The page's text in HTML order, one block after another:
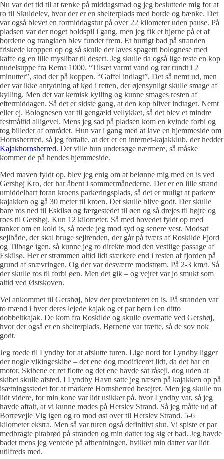
Nu var det tid til at tænke på middagsmad og jeg besluttede mig for at
ro til Skuldelev, hvor der er en shelterplads med borde og bænke. Det
var også blevet en formiddagstur på over 22 kilometer uden pause. På
pladsen var der noget boldspil i gang, men jeg fik et hjørne på et af
bordene og trangiaen blev fundet frem. Et hurtigt bad på stranden
friskede kroppen op og så skulle der laves spagetti bolognese med
kaffe og en lille myslibar til desert. Jeg skulle da også lige teste en kop
nudelsuppe fra Rema 1000. “Tilsæt varmt vand og rør rundt i 2
minutter”, stod der på koppen. “Gaffel indlagt”. Det så nemt ud, men
der var ikke antydning af kød i retten, der øjensynligt skulle smage af
kylling. Men det var kemisk kylling og kunne smages resten af
eftermiddagen. Så det er sidste gang, at den kop bliver indtaget. Nemt
eller ej. Bolognesen var til gengæld vellykket, så det blev et mindre
festmåltid alligevel. Mens jeg sad på pladsen kom en kvinde forbi og
tog billeder af området. Hun var i gang med at lave en hjemmeside om
Hornsherrred, så jeg fortalte, at der er en internet-kajakklub, der hedder
Kajakhornsherred. Det ville hun undersøge nærmere, så måske
kommer de på hendes hjemmeside.
Med maven fyldt op, blev jeg enig om at belønne mig med en is ved
Gershøj Kro, der har åbent i sommermånederne. Der er en lille strand
umiddelbart foran kroens parkeringsplads, så det er muligt at parkere
kajakken og gå 30 meter til kroen. Det skulle blive godt. Der skulle
bare ros ned til Eskilsø og færgestedet til øen og så drejes til højre og
roes til Gershøj. Kun 12 kilometer. Så med hovedet fyldt op med
tanker om en kold is, så roede jeg mod syd og senere vest. Modsat
sejlbåde, der skal bruge sejlrenden, der går på tværs af Roskilde Fjord
og Tilbage igen, så kunne jeg ro direkte mod den vestlige passage af
Eskilsø. Her er strømmen altid lidt stærkere end i resten af fjorden på
grund af snævringen. Og der var desværre modstrøm. På 2-3 km/t. Så
der skulle ros til forbi øen. Men det gik – og vejret var jo smukt som
altid ved Østskoven.
Vel ankommet til Gershøj, blev der provianteret en is. På stranden var
to mænd i hver deres lejede kajak og et par børn i en ditto
dobbeltkajak. De kom fra Roskilde og skulle overnatte ved Gershøj,
hvor der også er en shelterplads. Børnene var trætte, så de sov nok
godt.
Jeg roede til Lyndby for at afslutte turen. Lige nord for Lyndby ligger
der nogle vikingeskibe – det ene dog modificeret lidt, da det har en
motor. Skibene er ret flotte og det ene havde sat råsejl, dog uden at
skibet skulle afsted. I Lyndby Havn satte jeg næsen på kajakken op på
isætningsstedet for at markere Hornsherred besejret. Men jeg skulle nu
lidt videre, for min kone var lidt usikker på. hvor Lyndby var, så jeg
havde aftalt, at vi kunne mødes på Herslev Strand. Så jeg måtte ud af
Borrevejle Vig igen og ro mod øst over til Herslev Strand. 5-6
kilometer ekstra. Men så var turen også definitivt slut. Vi spiste et par
medbragte pitabrød på stranden og min datter tog sig et bad. Jeg havde
badet mens jeg ventede på afhentningen, hvilket min datter var lidt
utilfreds med.